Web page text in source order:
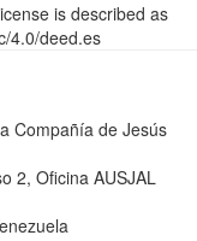
is described as
4.0/deed.es
Compañía de Jesús
2, Oficina AUSJAL